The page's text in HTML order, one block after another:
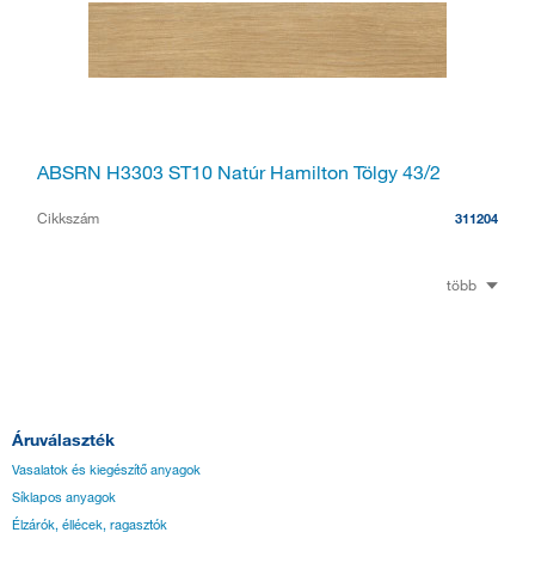
ABSRN H3303 ST10 Natúr Hamilton Tölgy 43/2
Cikkszám 311204
több
Áruválaszték
Vasalatok és kiegészítő anyagok
Síklapos anyagok
Élzárók, éllécek, ragasztók